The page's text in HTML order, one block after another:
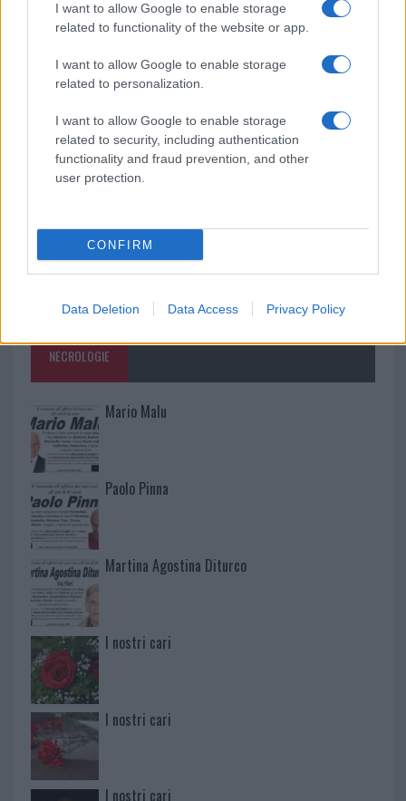
I want to allow Google to enable storage
related to functionality of the website or app.
I want to allow Google to enable storage
related to personalization.
I want to allow Google to enable storage
related to security, including authentication
functionality and fraud prevention, and other
user protection.
CONFIRM
Data Deletion Data Access Privacy Policy
Meteo Olbia 9 agosto, temperature in calo
va avanti: “Sicilia, ci sono”
NECROLOGIE
Mario Malu
Paolo Pinna
Martina Agostina Diturco
I nostri cari
I nostri cari
I nostri cari